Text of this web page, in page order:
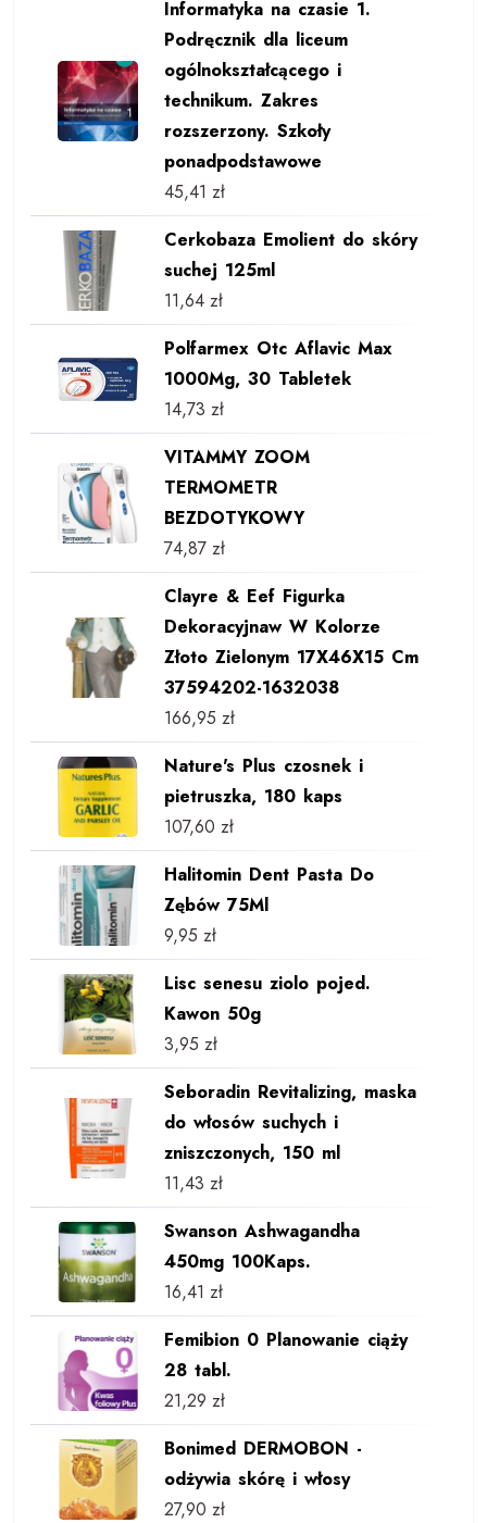
Informatyka na czasie 1.
Podręcznik dla liceum
ogólnokształcącego i
technikum. Zakres
rozszerzony. Szkoły
ponadpodstawowe
45,41 zł
Cerkobaza Emolient do skóry
suchej 125ml
11,64 zł
Polfarmex Otc Aflavic Max
1000Mg, 30 Tabletek
14,73 zł
VITAMMY ZOOM
TERMOMETR
BEZDOTYKOWY
74,87 zł
Clayre & Eef Figurka
Dekoracyjnaw W Kolorze
Złoto Zielonym 17X46X15 Cm
37594202-1632038
166,95 zł
Nature's Plus czosnek i
pietruszka, 180 kaps
107,60 zł
Halitomin Dent Pasta Do
Zębów 75Ml
9,95 zł
Lisc senesu ziolo pojed.
Kawon 50g
3,95 zł
Seboradin Revitalizing, maska
do włosów suchych i
zniszczonych, 150 ml
11,43 zł
Swanson Ashwagandha
450mg 100Kaps.
16,41 zł
Femibion 0 Planowanie ciąży
28 tabl.
21,29 zł
Bonimed DERMOBON -
odżywia skórę i włosy
27,90 zł